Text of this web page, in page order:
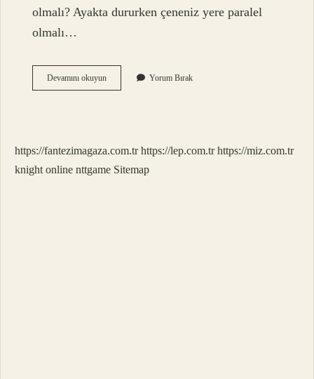
olmalı? Ayakta dururken çeneniz yere paralel
olmalı…
Devamını okuyunDoğru
Duruş
Yorum Bırak
https://fantezimagaza.com.tr https://lep.com.tr https://miz.com.tr
knight online nttgame Sitemap